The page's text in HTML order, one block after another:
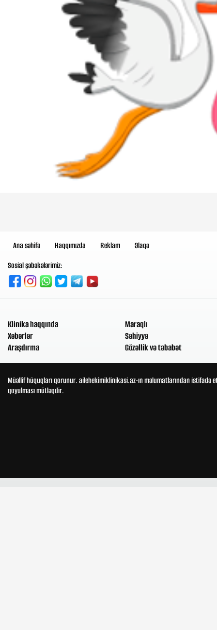
Ana səhifə Haqqımızda Reklam
Əlaqə
Sosial şəbəkələrimiz:
Klinika haqqında
Xəbərlər
Araşdırma
Maraqlı
Səhiyyə
Gözəllik və təbabət
Müəllif hüquqları qorunur. ailehekimiklinikasi.az-ın məlumatlarından
qoyulması mütləqdir.